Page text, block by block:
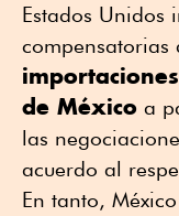
Estados Unidos
compensatorias
de México a
las
acuerdo al
En tanto,